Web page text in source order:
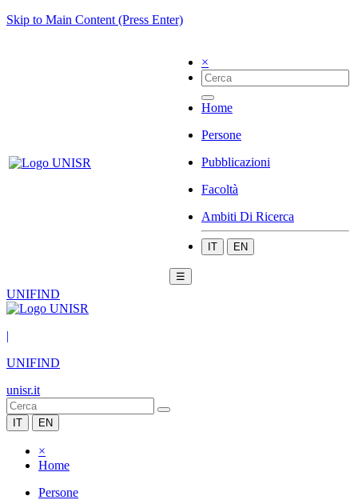
Skip to Main Content (Press Enter)
×
Home
Persone
Pubblicazioni
Facoltà
Ambiti Di Ricerca
IT EN
☰
UNIFIND
|
UNIFIND
unisr.it
IT EN
×
Home
Persone